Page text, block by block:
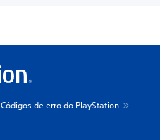
Códigos de erro do PlayStation